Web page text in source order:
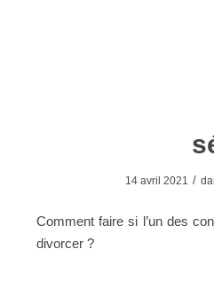
14 avril 2021 /
Comment faire si l’un des
divorcer ?